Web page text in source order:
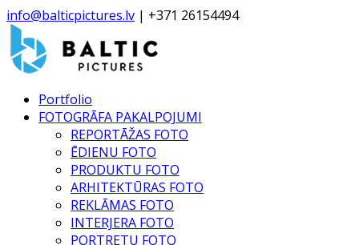
info@balticpictures.lv | +371 26154494
Portfolio
FOTOGRĀFA PAKALPOJUMI
REPORTĀŽAS FOTO
ĒDIENU FOTO
PRODUKTU FOTO
ARHITEKTŪRAS FOTO
REKLĀMAS FOTO
INTERJERA FOTO
PORTRETU FOTO